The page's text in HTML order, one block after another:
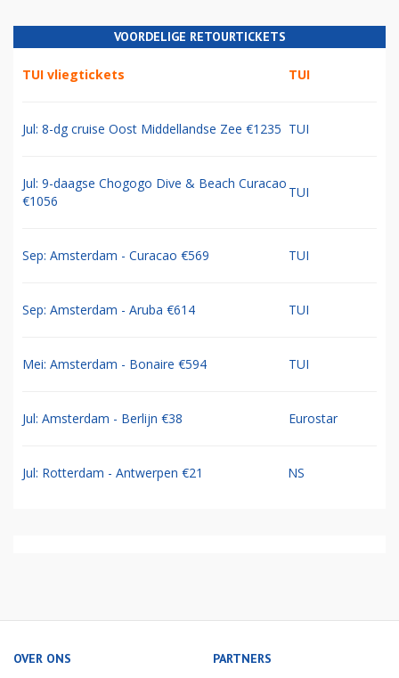
VOORDELIGE RETOURTICKETS
TUI vliegtickets TUI
Jul: 8-dg cruise Oost Middellandse Zee €1235 TUI
Jul: 9-daagse Chogogo Dive & Beach Curacao
€1056
TUI
Sep: Amsterdam - Curacao €569 TUI
Sep: Amsterdam - Aruba €614 TUI
Mei: Amsterdam - Bonaire €594 TUI
Jul: Amsterdam - Berlijn €38 Eurostar
Jul: Rotterdam - Antwerpen €21 NS
OVER ONS PARTNERS